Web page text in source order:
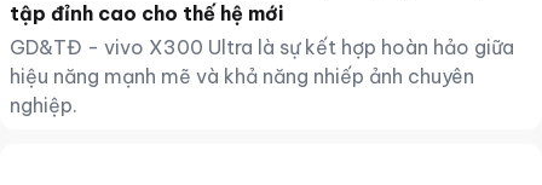
tập đỉnh cao cho thế hệ mới
GD&TĐ - vivo X300 Ultra là sự kết hợp hoàn hảo giữa
hiệu năng mạnh mẽ và khả năng nhiếp ảnh chuyên
nghiệp.